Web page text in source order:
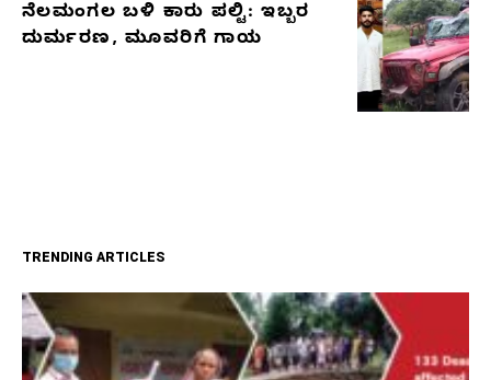
ನೆಲಮಂಗಲ ಬಳಿ ಕಾರು ಪಲ್ಟಿ: ಇಬ್ಬರ
ದುರ್ಮರಣ, ಮೂವರಿಗೆ ಗಾಯ
TRENDING ARTICLES